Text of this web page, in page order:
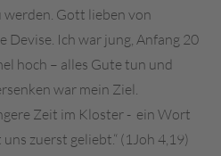
werden. Gott lieben von
Devise. Ich war jung, Anfang 20
hoch – alles Gute tun und
war mein Ziel.
Zeit im Kloster - ein Wort
zuerst geliebt.“ (1Joh 4,19)